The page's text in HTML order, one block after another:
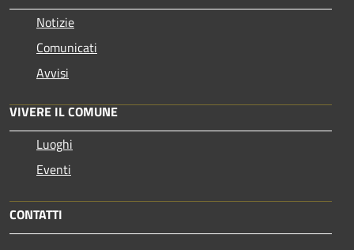
Notizie
Comunicati
Avvisi
VIVERE IL COMUNE
Luoghi
Eventi
CONTATTI